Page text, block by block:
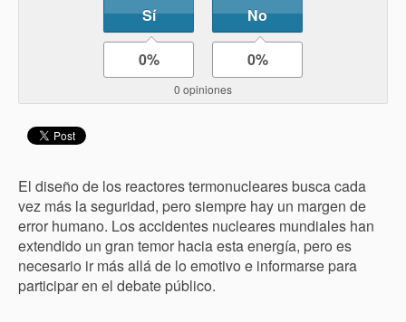
Sí No
0% 0%
0 opiniones
El diseño de los reactores termonucleares busca cada
vez más la seguridad, pero siempre hay un margen de
error humano. Los accidentes nucleares mundiales han
extendido un gran temor hacia esta energía, pero es
necesario ir más allá de lo emotivo e informarse para
participar en el debate público.